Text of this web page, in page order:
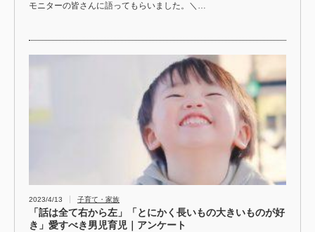
モニターの皆さんに語ってもらいました。＼…
2023/4/13 子育て・家族
「話は全て右から左」「とにかく長いもの大きいものが好
き」愛すべき男児育児｜アンケート